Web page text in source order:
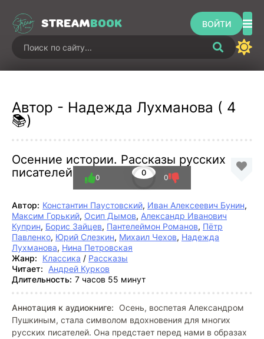
STREAMBOOK ВОЙТИ
Автор - Надежда Лухманова ( 4
📚)
Осенние истории. Рассказы русских
писателей
0
0 0
Автор: Константин Паустовский, Иван Алексеевич Бунин,
Максим Горький, Осип Дымов, Александр Иванович
Куприн, Борис Зайцев, Пантелеймон Романов, Пётр
Павленко, Юрий Слезкин, Михаил Чехов, Надежда
Лухманова, Нина Петровская
Жанр:
Классика / Рассказы
Читает:
Андрей Курков
Длительность: 7 часов 55 минут
Аннотация к аудиокниге: Осень, воспетая Александром
Пушкиным, стала символом вдохновения для многих
русских писателей. Она предстает перед нами в образах